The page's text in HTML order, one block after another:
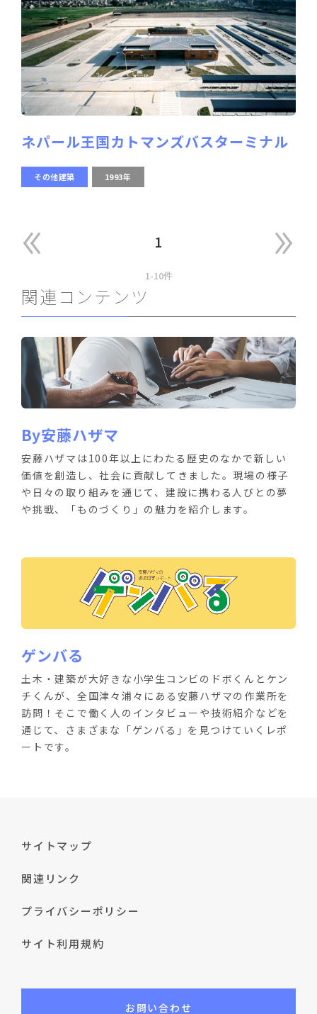
ネパール王国カトマンズバスターミナル
その他建築 1993年
1
1-10件
関連コンテンツ
By安藤ハザマ
安藤ハザマは100年以上にわたる歴史のなかで新しい
価値を創造し、社会に貢献してきました。現場の様子
や日々の取り組みを通じて、建設に携わる人びとの夢
や挑戦、「ものづくり」の魅力を紹介します。
ゲンバる
土木・建築が大好きな小学生コンビのドボくんとケン
チくんが、全国津々浦々にある安藤ハザマの作業所を
訪問！そこで働く人のインタビューや技術紹介などを
通じて、さまざまな「ゲンバる」を見つけていくレポ
ートです。
サイトマップ
関連リンク
プライバシーポリシー
サイト利用規約
お問い合わせ